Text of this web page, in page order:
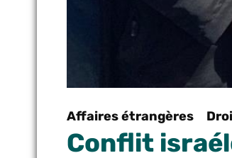
Affaires étrangères
Conflit